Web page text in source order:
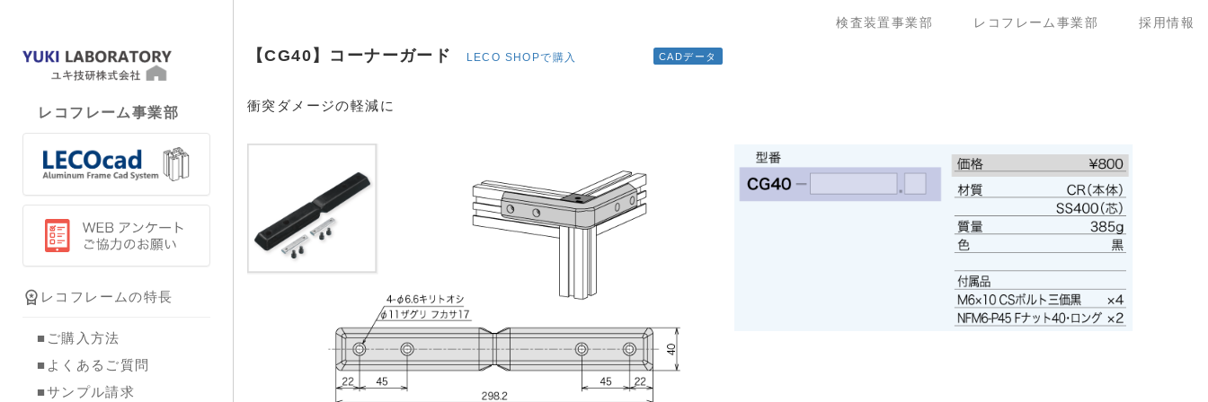
採用情報
レコフレーム事業部
検査装置事業部
【CG40】コーナーガード LECO SHOPで購入 CADデータ
衝突ダメージの軽減に
レコフレーム事業部
workspace_premium レコフレームの特長
■ご購入方法
■よくあるご質問
■サンプル請求